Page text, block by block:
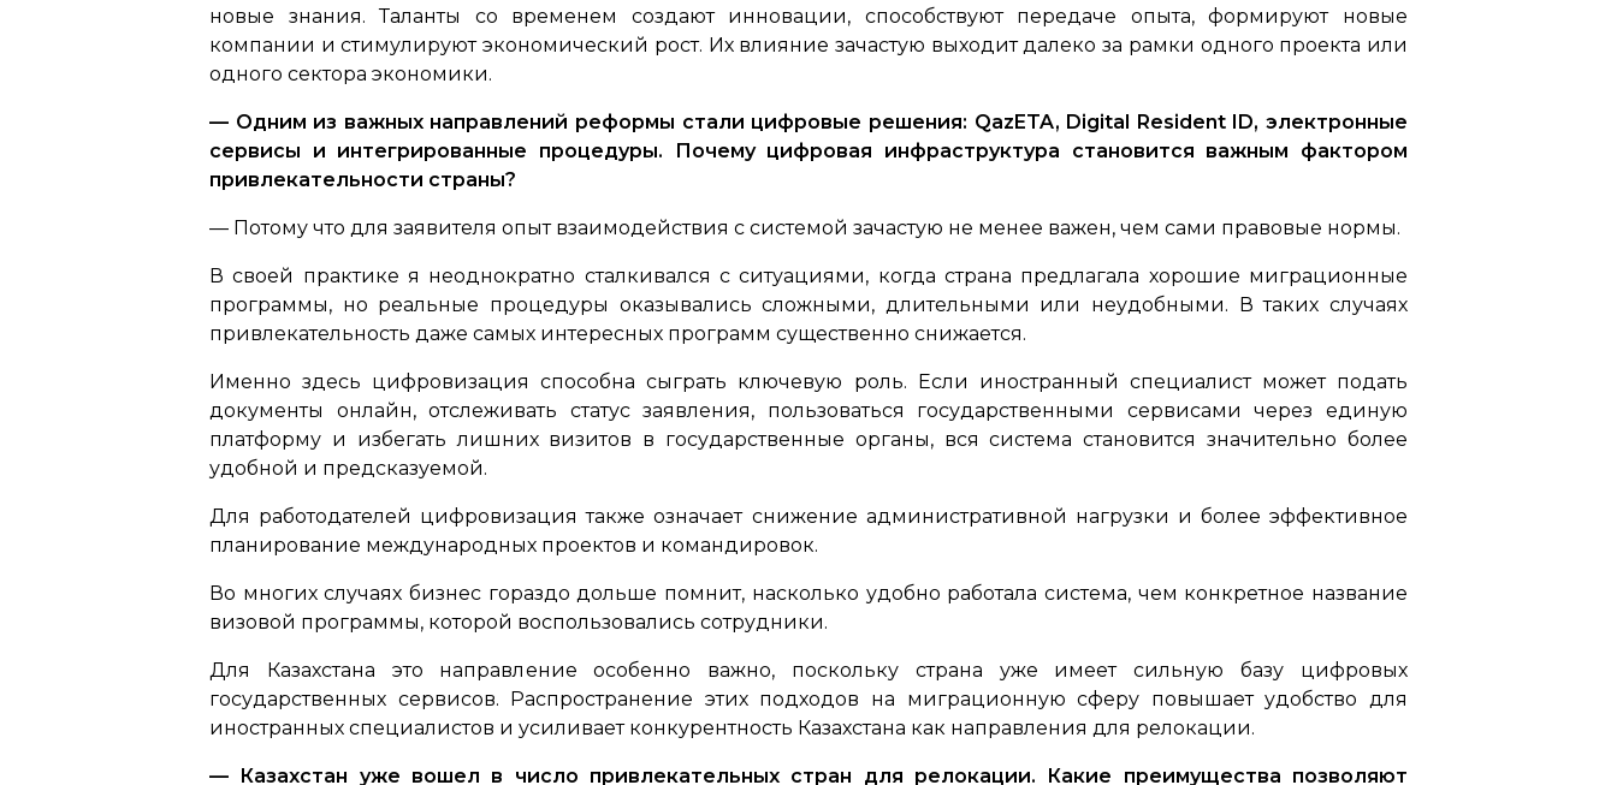
новые знания. Таланты со временем создают инновации, способствуют передаче опыта, формируют новые
компании и стимулируют экономический рост. Их влияние зачастую выходит далеко за рамки одного проекта или
одного сектора экономики.
— Одним из важных направлений реформы стали цифровые решения: QazETA, Digital Resident ID, электронные
сервисы и интегрированные процедуры. Почему цифровая инфраструктура становится важным фактором
привлекательности страны?
— Потому что для заявителя опыт взаимодействия с системой зачастую не менее важен, чем сами правовые нормы.
В своей практике я неоднократно сталкивался с ситуациями, когда страна предлагала хорошие миграционные
программы, но реальные процедуры оказывались сложными, длительными или неудобными. В таких случаях
привлекательность даже самых интересных программ существенно снижается.
Именно здесь цифровизация способна сыграть ключевую роль. Если иностранный специалист может подать
документы онлайн, отслеживать статус заявления, пользоваться государственными сервисами через единую
платформу и избегать лишних визитов в государственные органы, вся система становится значительно более
удобной и предсказуемой.
Для работодателей цифровизация также означает снижение административной нагрузки и более эффективное
планирование международных проектов и командировок.
Во многих случаях бизнес гораздо дольше помнит, насколько удобно работала система, чем конкретное название
визовой программы, которой воспользовались сотрудники.
Для Казахстана это направление особенно важно, поскольку страна уже имеет сильную базу цифровых
государственных сервисов. Распространение этих подходов на миграционную сферу повышает удобство для
иностранных специалистов и усиливает конкурентность Казахстана как направления для релокации.
— Казахстан уже вошел в число привлекательных стран для релокации. Какие преимущества позволяют